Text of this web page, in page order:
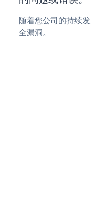
随着您公司的持续
全漏洞。